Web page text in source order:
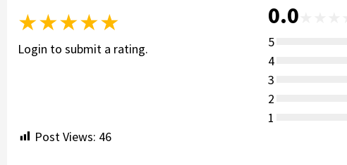
★★★★★
Login to submit a rating.
0.0
5
4
3
2
1
Post Views: 46